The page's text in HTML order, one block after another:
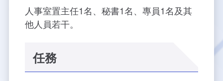
電子相簿
編制及預算員額
大事紀
服務進化史
服務介紹
航空氣象
服務進化史
服務介紹
航空電子
管制架次統計
月統計資訊
意見交流
意見信箱
參訪申請
資料開放
業務宣導
出版品
塔臺園區新建工程專區
人事室置主任1名、秘書1名、專員1名及其
他人員若干。
任務